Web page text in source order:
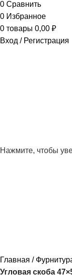
0 Сравнить
0 Избранное
0 товары 0,00 ₽
Вход / Регистрация
Нажмите, чтобы
Главная
Угловая скоба